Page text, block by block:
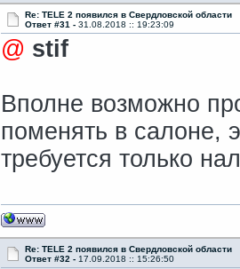
Re: TELE 2 появился в Свердловской области
Ответ #31 - 31.08.2018 :: 19:23:09
@ stif
Вполне возможно
поменять в салоне,
требуется только
Re: TELE 2 появился в Свердловской области
Ответ #32 - 17.09.2018 :: 15:26:50